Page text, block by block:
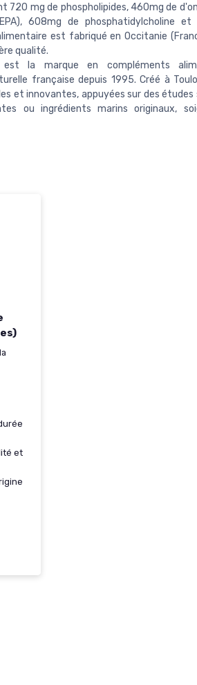
720 mg de phospholipides, 460mg de
608mg de phosphatidylcholine et
est fabriqué en Occitanie
qualité.
est la marque en compléments
française depuis 1995. Créé à
et innovantes, appuyées sur des
ou ingrédients marins originaux,
et